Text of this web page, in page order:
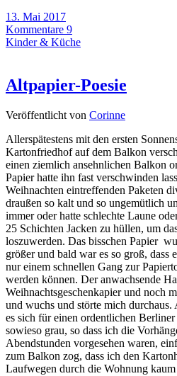
13. Mai 2017
Kommentare 9
Kinder & Küche
Altpapier-Poesie
Veröffentlicht von Corinne
Allerspätestens mit den ersten
Kartonfriedhof auf dem Balkon
einen ziemlich ansehnlichen Balkon
Papier hatte ihn fast verschwinden
Weihnachten eintreffenden Paketen
draußen so kalt und so ungemütlich
immer oder hatte schlechte Laune
25 Schichten Jacken zu hüllen, um
loszuwerden. Das bisschen Papier
größer und bald war es so groß, dass
nur einem schnellen Gang zur
werden können. Der anwachsende
Weihnachtsgeschenkapier und noch
und wuchs und störte mich
es sich für einen ordentlichen
sowieso grau, so dass ich die
Abendstunden vorgesehen waren,
zum Balkon zog, dass ich den
Laufwegen durch die Wohnung